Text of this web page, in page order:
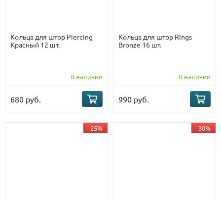
Кольца для штор Piercing
Красный 12 шт.
В наличии
680 руб.
Кольца для штор Rings
Bronze 16 шт.
В наличии
990 руб.
-25% -30%